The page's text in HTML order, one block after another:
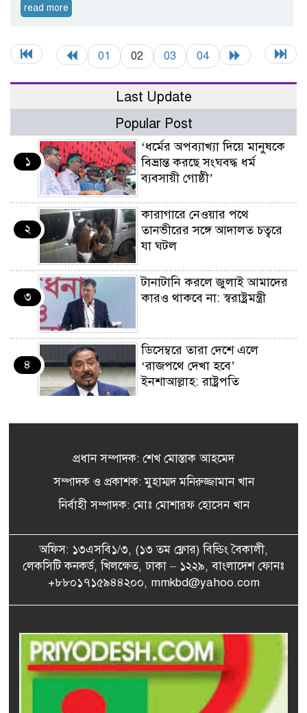
read more
01 02 03 04
Last Update
Popular Post
১
‘ধর্মের অপব্যাখ্যা দিয়ে মানুষকে
বিভ্রান্ত করছে সংঘবদ্ধ ধর্ম
ব্যবসায়ী গোষ্ঠী’
২
কারাগারে নেওয়ার পথে
তানভীরের সঙ্গে আদালত চত্বরে
যা ঘটল
৩
টানাটানি করলে জুলাই আমাদের
কারও থাকবে না: স্বরাষ্ট্রমন্ত্রী
৪
ডিসেম্বরে তারা দেশে এলে
‘রাজপথে দেখা হবে’
ইনশাআল্লাহ: রাষ্ট্রপতি
ফ্যাসিবাদের পরাজয়, গণতন্ত্রের
বিজয় হয়েছে: তথ্যমন্ত্রী
৭
খালেদা জিয়ার বিরুদ্ধে মিথ্যা
সাক্ষ্য দেওয়া জগলুল পাশা
গ্রেপ্তার
৮
মায়াকান্না করছে: রিজভী
জুলাই সনদ প্রতিটি অক্ষরে অক্ষরে
আমরা বাস্তবায়ন করবো: ফরহাদ
প্রধান সম্পাদক: শেখ মোস্তাক আহমেদ
সম্পাদক ও প্রকাশক: মুহাম্মদ মনিরুজ্জামান খান
নির্বাহী সম্পাদক: মোঃ মোশারফ হোসেন খান
অফিস: ১৩এসবি১/৩, (১৩ তম ফ্লোর) বিল্ডিং বৈকালী,
লেকসিটি কনকর্ড, খিলক্ষেত, ঢাকা – ১২২৯, বাংলাদেশ ফোনঃ
+৮৮০১৭১৫৯৪৪২০০, mmkbd@yahoo.com